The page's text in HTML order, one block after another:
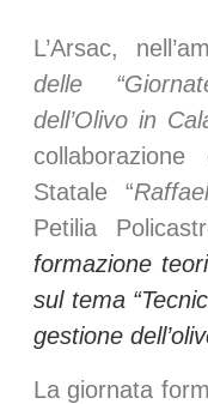
L’Arsac,
delle
dell’Olivo in
Statale “
Petilia
formazione
sul tema
gestione
La giornata